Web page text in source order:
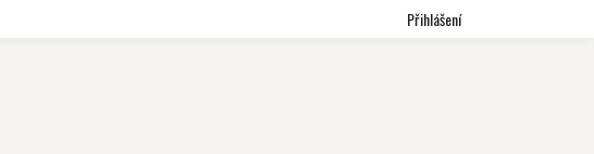
Přihlášení